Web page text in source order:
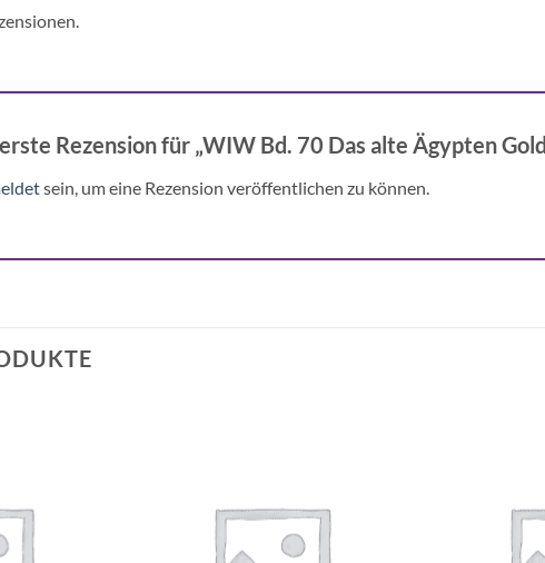
Rezension für „WIW Bd. 70 Das alte Ägypten
sein, um eine Rezension veröffentlichen zu können.